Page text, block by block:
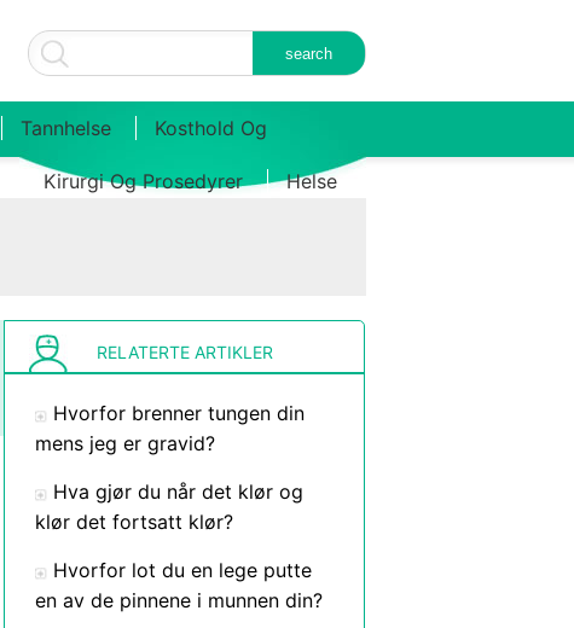
Tannhelse Kosthold Og
Kirurgi Og Prosedyrer Helse
RELATERTE ARTIKLER
Hvorfor brenner tungen din
mens jeg er gravid?
Hva gjør du når det klør og
klør det fortsatt klør?
Hvorfor lot du en lege putte
en av de pinnene i munnen din?